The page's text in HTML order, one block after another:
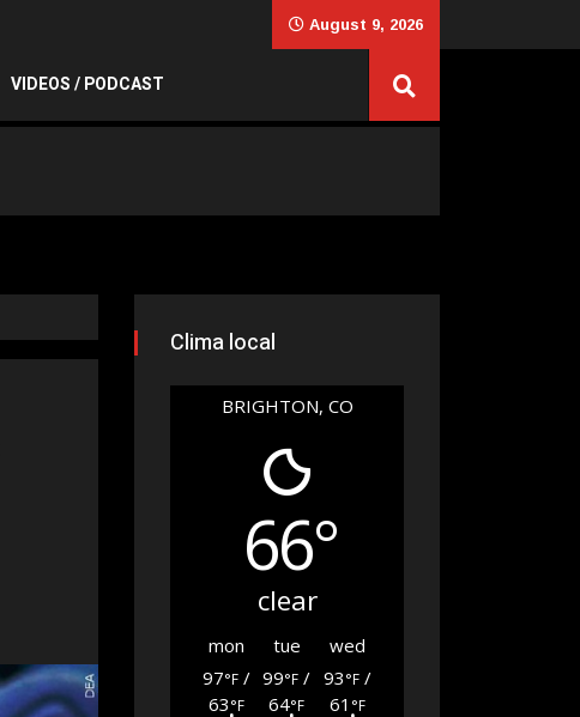
August 9, 2026
VIDEOS / PODCAST
Clima local
BRIGHTON, CO
66°
clear
mon tue
wed
97°F /
63°F
99°F /
64°F
93°F/
61 °F